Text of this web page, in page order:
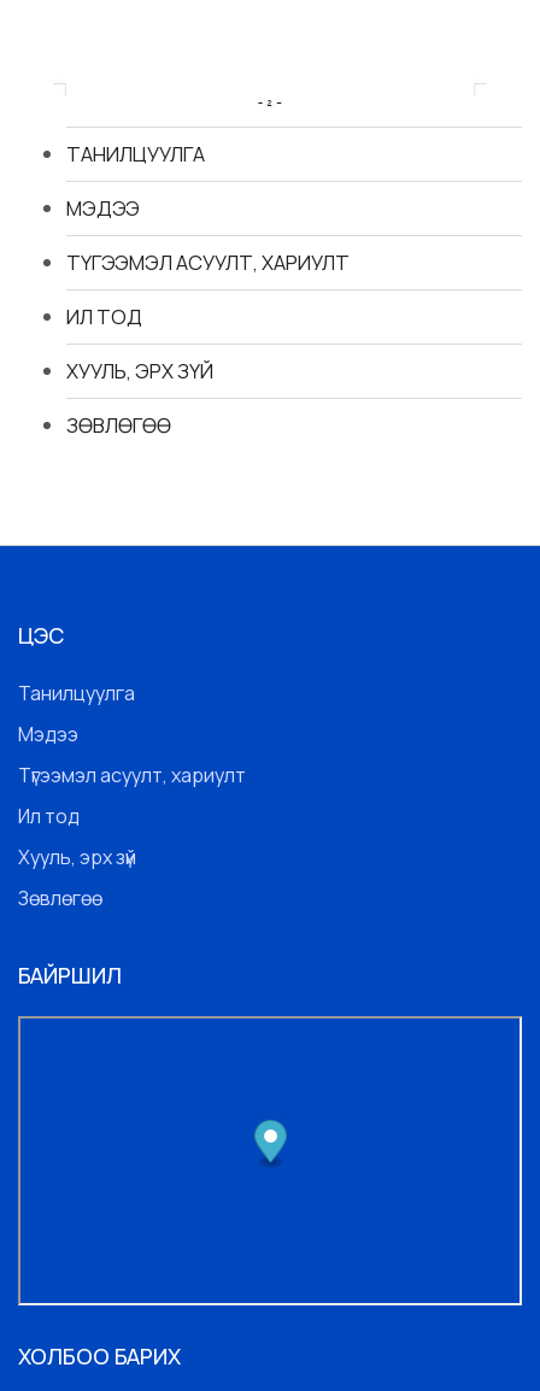
ТАНИЛЦУУЛГА
МЭДЭЭ
ТҮГЭЭМЭЛ АСУУЛТ, ХАРИУЛТ
ИЛ ТОД
ХУУЛЬ, ЭРХ ЗҮЙ
ЗӨВЛӨГӨӨ
ЦЭС
Танилцуулга
Мэдээ
Түгээмэл асуулт, хариулт
Ил тод
Хууль, эрх зүй
Зөвлөгөө
БАЙРШИЛ
ХОЛБОО БАРИХ